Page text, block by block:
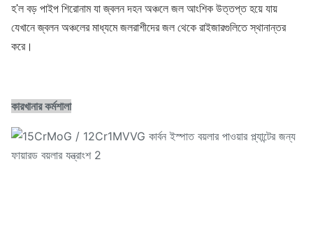
হ'ল বড় পাইপ শিরোনাম যা জ্বলন দহন অঞ্চলে জল আংশিক উত্তপ্ত হয়ে যায়
যেখানে জ্বলন অঞ্চলের মাধ্যমে জলরাশীদের জল থেকে রাইজারগুলিতে স্থানান্তর
করে।
কারখানার কর্মশালা